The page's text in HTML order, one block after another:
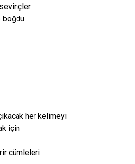
boğdu
her kelimeyi
için
cümleleri